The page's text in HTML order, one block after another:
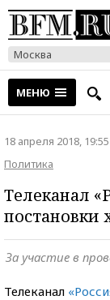
Москва
МЕНЮ
18 апреля 2018, 19:55
Политика
Телеканал
постановки
За участие в
Телеканал